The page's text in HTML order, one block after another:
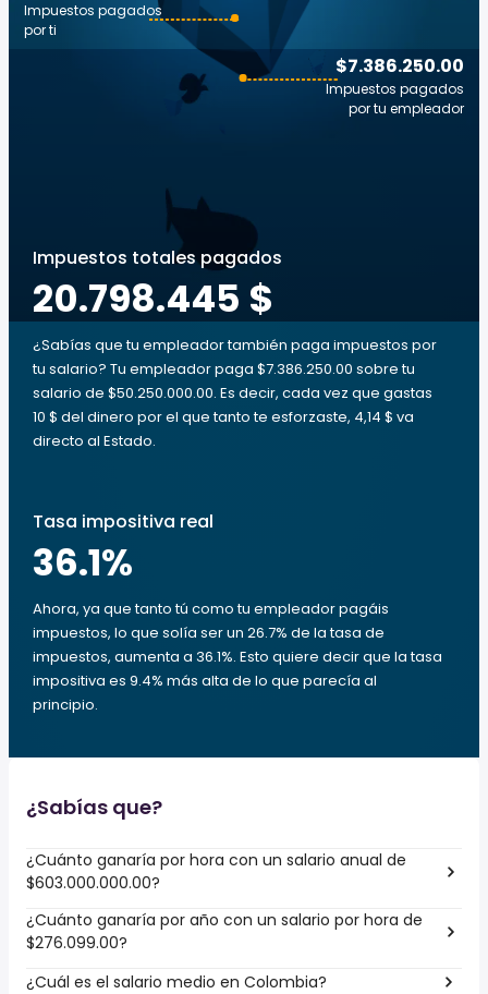
$7.386.250.00
Impuestos pagados
por tu empleador
Impuestos pagados
por ti
Impuestos totales pagados
20.798.445 $
¿Sabías que tu empleador también paga impuestos por
tu salario? Tu empleador paga $7.386.250.00 sobre tu
salario de $50.250.000.00. Es decir, cada vez que gastas
10 $ del dinero por el que tanto te esforzaste, 4,14 $ va
directo al Estado.
Tasa impositiva real
36.1%
Ahora, ya que tanto tú como tu empleador pagáis
impuestos, lo que solía ser un 26.7% de la tasa de
impuestos, aumenta a 36.1%. Esto quiere decir que la tasa
impositiva es 9.4% más alta de lo que parecía al
principio.
¿Sabías que?
¿Cuánto ganaría por hora con un salario anual de
$603.000.000.00?
¿Cuánto ganaría por año con un salario por hora de
$276.099.00?
¿Cuál es el salario medio en Colombia?